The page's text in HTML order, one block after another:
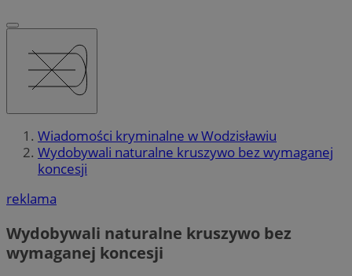
Wiadomości kryminalne w Wodzisławiu
Wydobywali naturalne kruszywo bez wymaganej
koncesji
reklama
Wydobywali naturalne kruszywo bez
wymaganej koncesji